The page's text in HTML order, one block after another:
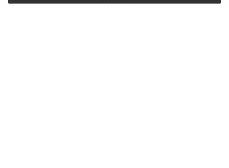
+421 517 941 102